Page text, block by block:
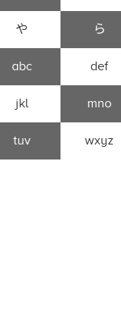
や ら
abc def
jkl mno
tuv wxyz